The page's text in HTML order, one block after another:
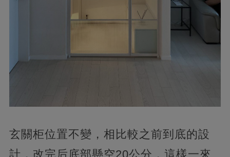
玄關柜位置不變，相比較之前到底的設
計，改完后底部懸空20公分，這樣一來